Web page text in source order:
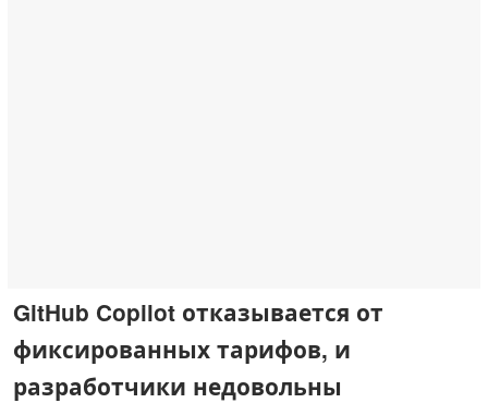
GitHub Copilot отказывается от
фиксированных тарифов, и
разработчики недовольны